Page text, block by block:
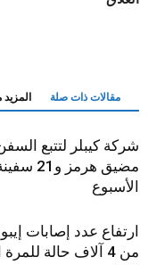
مقالات ذات صلة
مضيق
الأسبوع
ارتفاع عدد إصابات
من 4 آلاف حالة